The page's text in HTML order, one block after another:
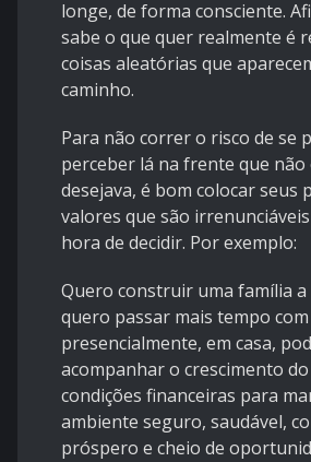
longe, de forma consciente.
sabe o que quer realmente é
coisas aleatórias que
caminho.
Para não correr o risco de se
perceber lá na frente que não
desejava, é bom colocar seus
valores que são
hora de decidir. Por exemplo:
Quero construir uma família
quero passar mais tempo com
presencialmente, em casa,
acompanhar o crescimento
condições financeiras para
ambiente seguro, saudável,
próspero e cheio de